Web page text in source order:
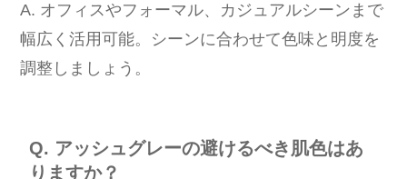
A. オフィスやフォーマル、カジュアルシーンまで
幅広く活用可能。シーンに合わせて色味と明度を
調整しましょう。
Q. アッシュグレーの避けるべき肌色はあ
りますか？